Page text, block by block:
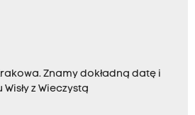
Znamy dokładną datę i
z Wieczystą